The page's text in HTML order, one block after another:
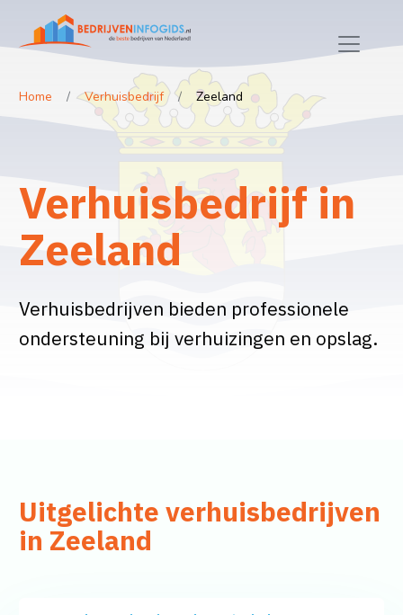
Home Verhuisbedrijf Zeeland
Verhuisbedrijf in
Zeeland
Verhuisbedrijven bieden professionele
ondersteuning bij verhuizingen en opslag.
Uitgelichte verhuisbedrijven
in Zeeland